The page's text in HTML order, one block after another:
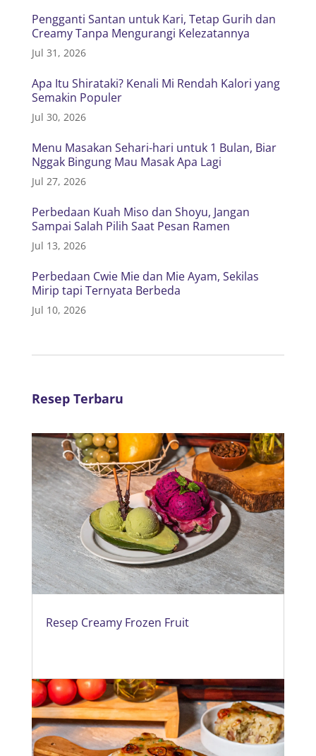
Pengganti Santan untuk Kari, Tetap Gurih dan
Creamy Tanpa Mengurangi Kelezatannya
Jul 31, 2026
Apa Itu Shirataki? Kenali Mi Rendah Kalori yang
Semakin Populer
Jul 30, 2026
Menu Masakan Sehari-hari untuk 1 Bulan, Biar
Nggak Bingung Mau Masak Apa Lagi
Jul 27, 2026
Perbedaan Kuah Miso dan Shoyu, Jangan
Sampai Salah Pilih Saat Pesan Ramen
Jul 13, 2026
Perbedaan Cwie Mie dan Mie Ayam, Sekilas
Mirip tapi Ternyata Berbeda
Jul 10, 2026
Resep Terbaru
Resep Creamy Frozen Fruit